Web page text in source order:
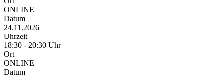
ONLINE
Datum
24.11.2026
Uhrzeit
18:30 - 20:30 Uhr
Ort
ONLINE
Datum